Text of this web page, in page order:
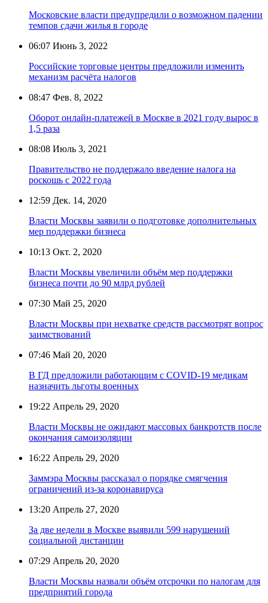
Московские власти предупредили о возможном падении
темпов сдачи жилья в городе
06:07 Июнь 3, 2022
Российские торговые центры предложили изменить
механизм расчёта налогов
08:47 Фев. 8, 2022
Оборот онлайн-платежей в Москве в 2021 году вырос в
1,5 раза
08:08 Июль 3, 2021
Правительство не поддержало введение налога на
роскошь с 2022 года
12:59 Дек. 14, 2020
Власти Москвы заявили о подготовке дополнительных
мер поддержки бизнеса
10:13 Окт. 2, 2020
Власти Москвы увеличили объём мер поддержки
бизнеса почти до 90 млрд рублей
07:30 Май 25, 2020
Власти Москвы при нехватке средств рассмотрят вопрос
заимствований
07:46 Май 20, 2020
В ГД предложили работающим с COVID-19 медикам
назначить льготы военных
19:22 Апрель 29, 2020
Власти Москвы не ожидают массовых банкротств после
окончания самоизоляции
16:22 Апрель 29, 2020
Заммэра Москвы рассказал о порядке смягчения
ограничений из-за коронавируса
13:20 Апрель 27, 2020
За две недели в Москве выявили 599 нарушений
социальной дистанции
07:29 Апрель 20, 2020
Власти Москвы назвали объём отсрочки по налогам для
предприятий города